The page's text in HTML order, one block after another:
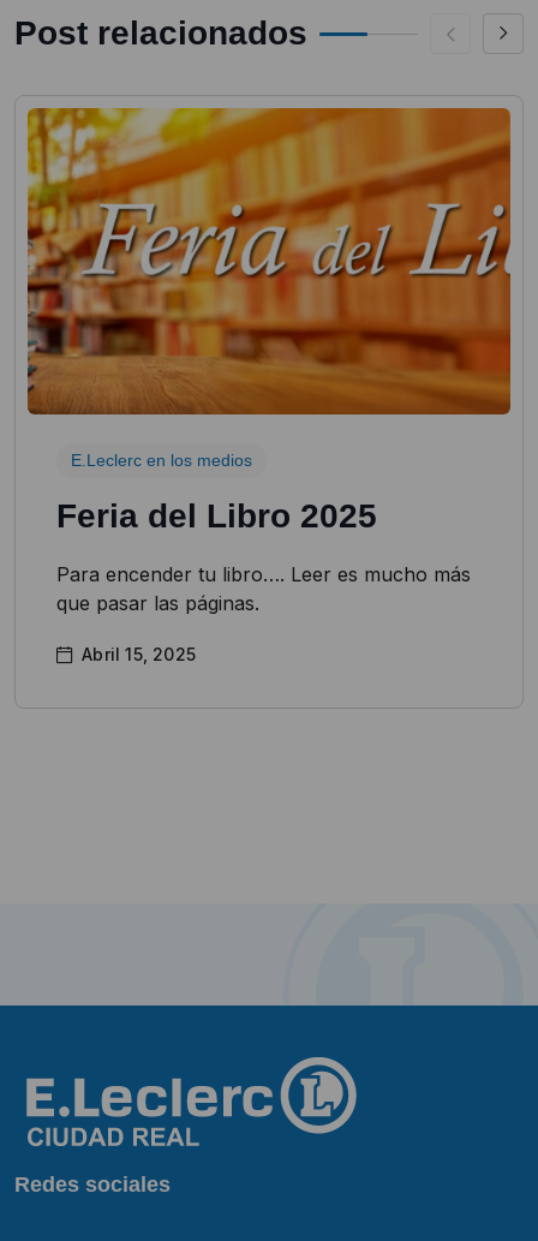
Post relacionados
E.Leclerc en los medios
Feria del Libro 2025
Para encender tu libro…. Leer es mucho más
que pasar las páginas.
Abril 15, 2025
Redes sociales